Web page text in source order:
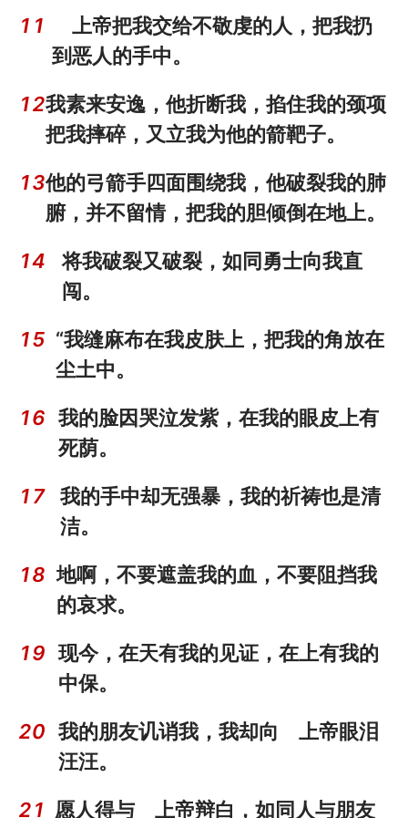
11
上帝把我交给不敬虔的人，把我扔
到恶人的手中。
12我素来安逸，他折断我，掐住我的颈项
把我摔碎，又立我为他的箭靶子。
13他的弓箭手四面围绕我，他破裂我的肺
腑，并不留情，把我的胆倾倒在地上。
14
将我破裂又破裂，如同勇士向我直
闯。
15 “我缝麻布在我皮肤上，把我的角放在
尘土中。
16 我的脸因哭泣发紫，在我的眼皮上有
死荫。
17
我的手中却无强暴，我的祈祷也是清
洁。
18 地啊，不要遮盖我的血，不要阻挡我
的哀求。
19 现今，在天有我的见证，在上有我的
中保。
20 我的朋友讥诮我，我却向 上帝眼泪
汪汪。
21 愿人得与 上帝辩白，如同人与朋友